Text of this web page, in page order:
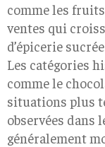
comme les
ventes qui
d’épicerie sucrée
Les catégories
comme le
situations plus
observées dans
généralement